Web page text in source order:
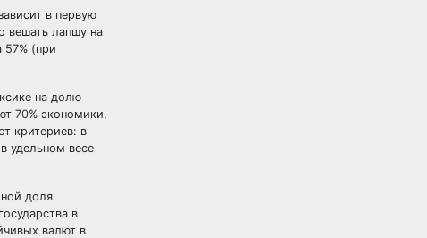
в первую
вешать лапшу на
57% (при
на долю
70% экономики,
критериев: в
удельном весе
доля
в
валют в